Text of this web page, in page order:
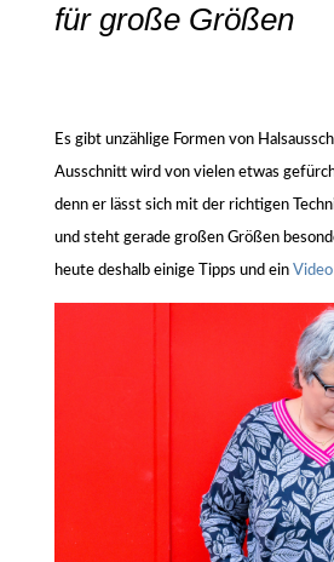
für große Größen
Es gibt unzählige Formen von
Ausschnitt wird von vielen etwas
denn er lässt sich mit der richtigen
und steht gerade großen Größen
heute deshalb einige Tipps und ein Video